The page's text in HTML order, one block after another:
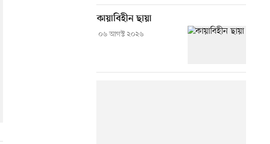
কায়াবিহীন ছায়া
০৬ আগস্ট ২০২৬